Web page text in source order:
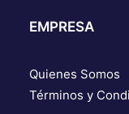
EMPRESA
Quienes Somos
Términos y